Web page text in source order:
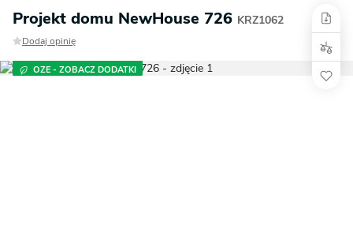
Projekt domu NewHouse 726 KRZ1062
Dodaj opinię
OZE - ZOBACZ DODATKI